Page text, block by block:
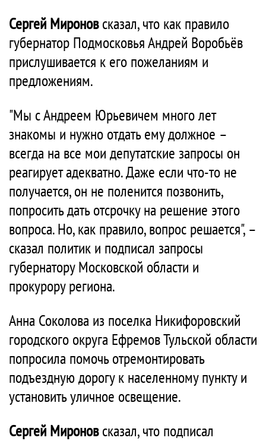
Сергей Мироновсказал, что как правило
губернатор Подмосковья Андрей Воробьёв
прислушивается к его пожеланиям и
предложениям.
"Мы с Андреем Юрьевичем много лет
знакомы и нужно отдать ему должное –
всегда на все мои депутатские запросы он
реагирует адекватно. Даже если что-то не
получается, он не поленится позвонить,
попросить дать отсрочку на решение этого
вопроса. Но, как правило, вопрос решается", –
сказал политик и подписал запросы
губернатору Московской области и
прокурору региона.
Анна Соколова из поселка Никифоровский
городского округа Ефремов Тульской области
попросила помочь отремонтировать
подъездную дорогу к населенному пункту и
установить уличное освещение.
Сергей Мироновсказал, что подписал